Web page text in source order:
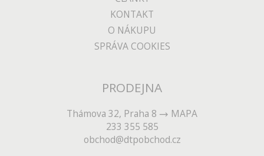
KONTAKT
O NÁKUPU
SPRÁVA COOKIES
PRODEJNA
Thámova 32, Praha 8
MAPA
233 355 585
obchod@dtpobchod.cz